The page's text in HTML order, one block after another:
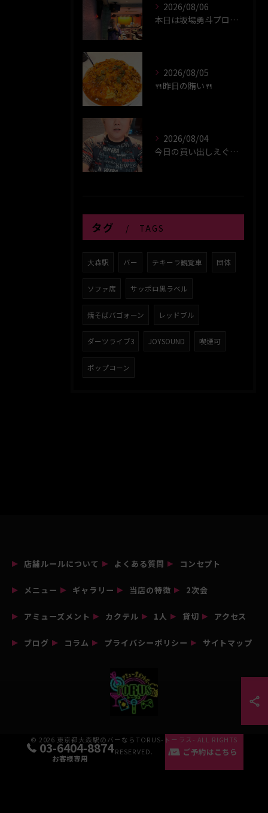
2026/08/06
本日は坂場勇斗プロプレイヤーデイ！！
2026/08/05
🍴昨日の賄い🍴
2026/08/04
今日の買い出しえぐい！！！！
タグ TAGS
大森駅 バー テキーラ観覧車 団体
ソファ席 サッポロ黒ラベル
焼そばバゴォーン レッドブル
ダーツライブ3 JOYSOUND 喫煙可
ポップコーン
03-6404-8874
お客様専用
ご予約はこちら
店舗ルールについて よくある質問 コンセプト
メニュー ギャラリー 当店の特徴 2次会
アミューズメント カクテル 1人 貸切 アクセス
ブログ コラム プライバシーポリシー サイトマップ
© 2026 東京都大森駅のバーならTORUS-トーラス- ALL RIGHTS
RESERVED.